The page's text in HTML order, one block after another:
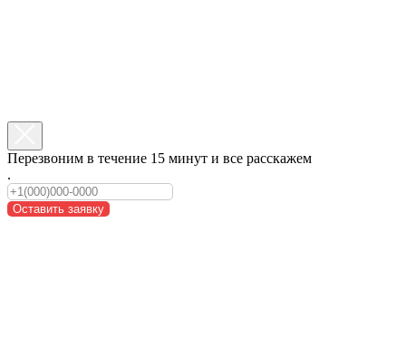
Перезвоним в течение 15 минут и все расскажем
.
Оставить заявку